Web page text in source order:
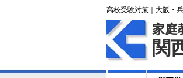
高校受験対策｜大阪・
家庭
関